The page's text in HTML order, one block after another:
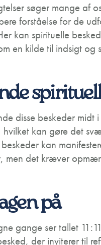
søger mange af
forståelse for de
kan spirituelle
en kilde til indsigt
disse beskeder midt
kan gøre det
kan
men det kræver
på
gange ser tallet
der inviterer til